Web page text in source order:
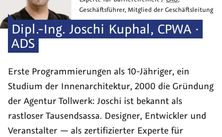
Dipl.-Ing. Joschi Kuphal, CPWA ·
ADS
Geschäftsführer, Mitglied der Geschäftsleitung
Erste Programmierungen als 10-Jähriger, ein
Studium der Innen­architektur, 2000 die Grün­dung
der Agentur Tollwerk: Joschi ist bekannt als
rastloser Tausend­sassa. Designer, Entwickler und
Veranstalter — als zerti­fizierter Experte für